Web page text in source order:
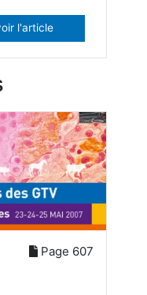
l'article
Page 607